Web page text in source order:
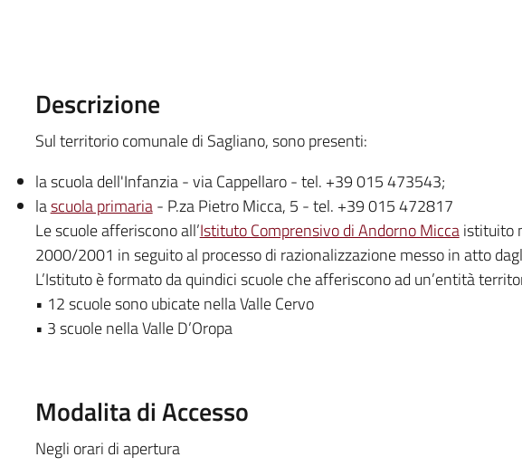
Descrizione
Sul territorio comunale di Sagliano, sono presenti:
la scuola dell'Infanzia - via Cappellaro - tel. +39 015 473543;
lascuola primaria- P.za Pietro Micca, 5 - tel. +39 015 472817
Le scuole afferiscono all’Istituto Comprensivo di Andorno Miccaistituito
2000/2001 in seguito al processo di razionalizzazione messo in atto
L’Istituto è formato da quindici scuole che afferiscono ad un’entità
• 12 scuole sono ubicate nella Valle Cervo
• 3 scuole nella Valle D’Oropa
Modalita di Accesso
Negli orari di apertura